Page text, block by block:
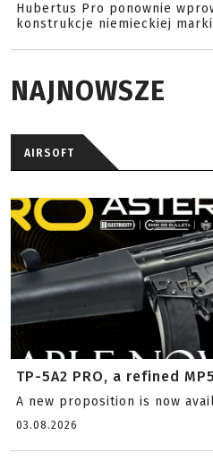
Hubertus Pro ponownie
konstrukcje niemieckiej marki
NAJNOWSZE
AIRSOFT
TP-5A2 PRO, a refined
A new proposition is now
03.08.2026